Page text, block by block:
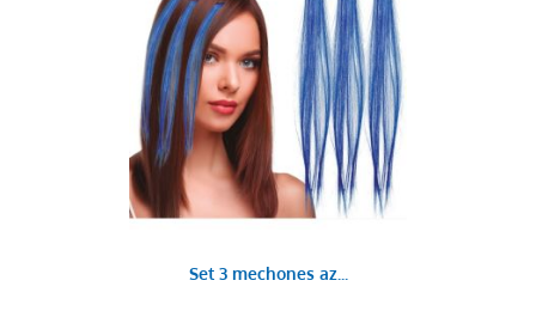
Set 3 mechones az...